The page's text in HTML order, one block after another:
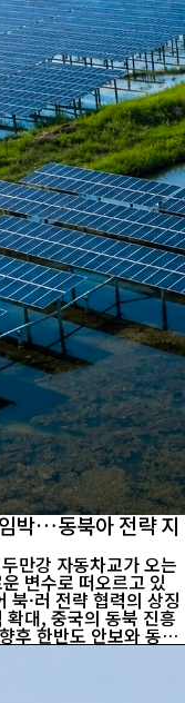
박…동북아 전략 지
만강 자동차교가 오는
변수로 떠오르고 있
북·러 전략 협력의 상징
확대, 중국의 동북 진흥
후 한반도 안보와 동북
것으로 전망되면서